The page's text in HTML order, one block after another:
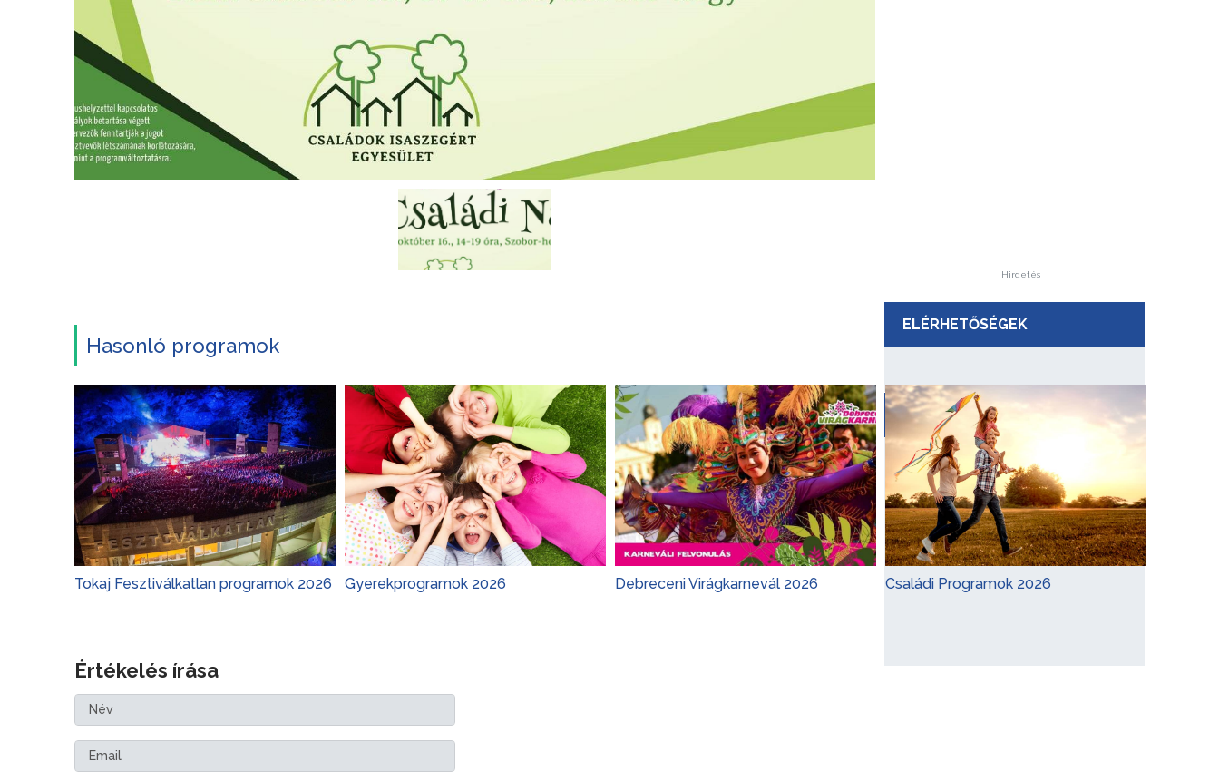
Hasonló programok
Tokaj Fesztiválkatlan programok 2026 Gyerekprogramok 2026 Debreceni Virágkarnevál 2026 Családi Programok 2026
Értékelés írása
Hirdetés
ELÉRHETŐSÉGEK
CÍM
2117 Isaszeg, Szobor-hegy
lábánál